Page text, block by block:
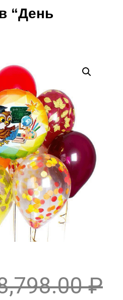
“День
₽